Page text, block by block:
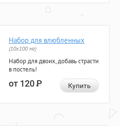
Набор для влюбленных
(10х100 мг)
Набор для двоих, добавь страсти
в постель!
от 120Р Купить